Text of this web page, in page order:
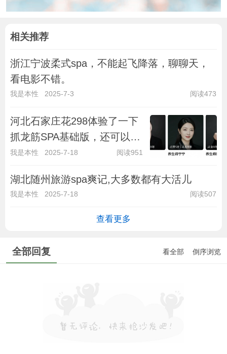
相关推荐
浙江宁波柔式spa，不能起飞降落，聊聊天，
看电影不错。
我是本性 2025-7-3 阅读473
河北石家庄花298体验了一下
抓龙筋SPA基础版，还可以，
下次体验高级版！
我是本性 2025-7-18 阅读951
湖北随州旅游spa爽记,大多数都有大活儿
我是本性 2025-7-18 阅读507
查看更多
全部回复 看全部 倒序浏览